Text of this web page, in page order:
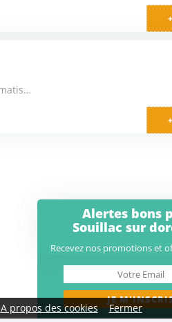
Mobil-home Prestige 4 Pièces 6 Personnes Climatisé + TV
Alertes bons
Souillac sur
Recevez nos promotions et
A propos des cookies Fermer